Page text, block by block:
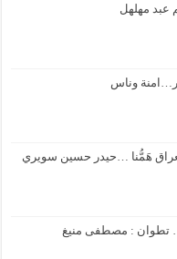
مهلهل
وناس
هَمُّنا …حيدر حسين سويري
… تطوان : مصطفى منيغ